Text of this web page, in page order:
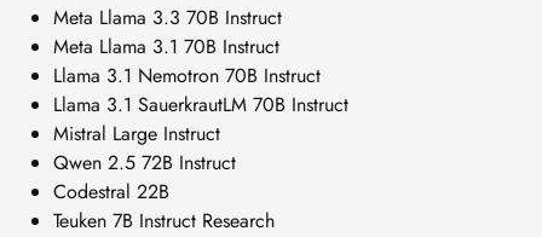
Meta Llama 3.3 70B Instruct
Meta Llama 3.1 70B Instruct
Llama 3.1 Nemotron 70B Instruct
Llama 3.1 SauerkrautLM 70B Instruct
Mistral Large Instruct
Qwen 2.5 72B Instruct
Codestral 22B
Teuken 7B Instruct Research